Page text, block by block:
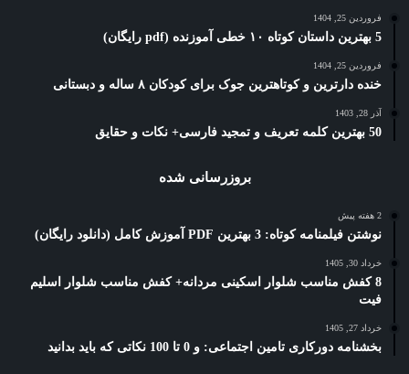
فروردین 25, 1404
5 بهترین داستان کوتاه ۱۰ خطی آموزنده (pdf رایگان)
فروردین 25, 1404
خنده دارترین و کوتاهترین جوک برای کودکان ۸ ساله و دبستانی
آذر 28, 1403
50 بهترین کلمه تعریف و تمجید فارسی+ نکات و حقایق
بروزرسانی شده
2 هفته پیش
نوشتن فیلمنامه کوتاه: 3 بهترین PDF آموزش کامل (دانلود رایگان)
خرداد 30, 1405
8 کفش مناسب شلوار اسکینی مردانه+ کفش مناسب شلوار اسلیم
فیت
خرداد 27, 1405
بخشنامه دورکاری تامین اجتماعی: و 0 تا 100 نکاتی که باید بدانید